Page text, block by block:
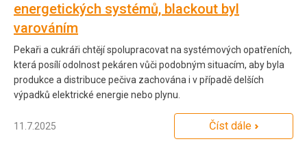
energetických systémů, blackout byl
varováním
Pekaři a cukráři chtějí spolupracovat na systémových opatřeních,
která posílí odolnost pekáren vůči podobným situacím, aby byla
produkce a distribuce pečiva zachována i v případě delších
výpadků elektrické energie nebo plynu.
11.7.2025 Číst dále